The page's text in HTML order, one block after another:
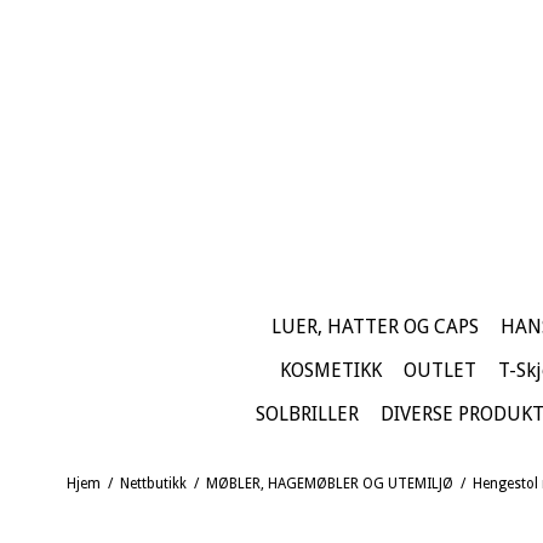
LUER, HATTER OG CAPS
KOSMETIKK
OUTLET
T-
SOLBRILLER
DIVERSE
Hjem / Nettbutikk / MØBLER, HAGEMØBLER OG UTEMILJØ / Hengestol